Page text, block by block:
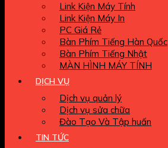
Link Kiện Máy Tính
Link Kiện Máy In
PC Giá Rẻ
Bàn Phím Tiếng Hàn Quốc
Bàn Phím Tiếng Nhật
MÀN HÌNH MÁY TÍNH
DỊCH VỤ
Dịch vụ quản lý
Dịch vụ sửa chữa
Đào Tạo Và Tập huấn
TIN TỨC